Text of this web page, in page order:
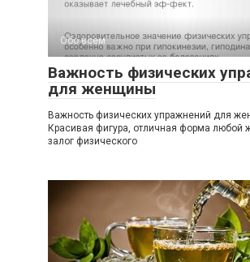
Обо всем
Важность физических
для женщины
Важность физических упражнений для
Красивая фигура, отличная форма
залог физического